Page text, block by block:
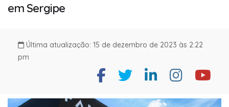
em Sergipe
Última atualização: 15 de dezembro de 2023 às 2:22
pm